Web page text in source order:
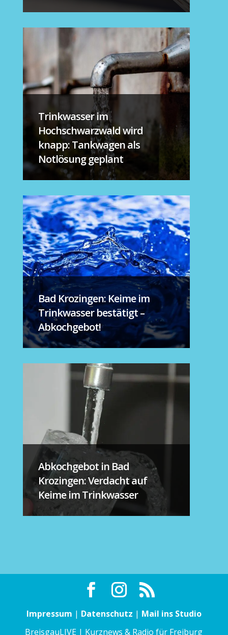
Trinkwasser im
Hochschwarzwald wird
knapp: Tankwagen als
Notlösung geplant
Bad Krozingen: Keime im
Trinkwasser bestätigt –
Abkochgebot!
Abkochgebot in Bad
Krozingen: Verdacht auf
Keime im Trinkwasser
Impressum | Datenschutz | Mail ins Studio
BreisgauLIVE | Kurznews & Radio für Freiburg